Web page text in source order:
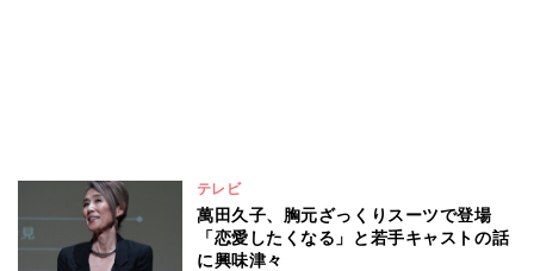
テレビ
萬田久子、胸元ざっくりスーツで登場
「恋愛したくなる」と若手キャストの話
に興味津々